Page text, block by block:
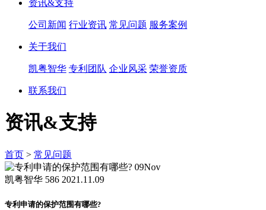
资讯&支持
公司新闻 行业资讯 常见问题 服务案例
关于我们
凯粤智华 专利团队 企业风采 荣誉资质
联系我们
资讯&支持
首页 > 常见问题
09Nov
凯粤智华 586 2021.11.09
专利申请的保护范围有哪些?